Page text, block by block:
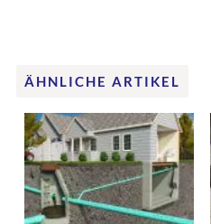
ÄHNLICHE ARTIKEL